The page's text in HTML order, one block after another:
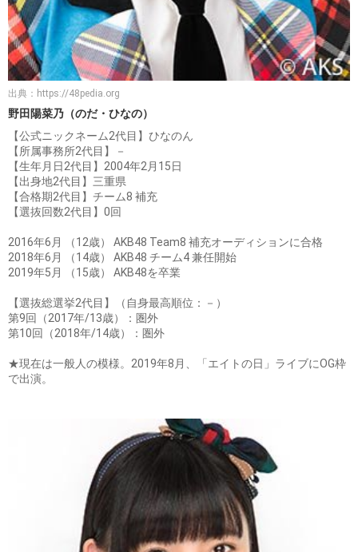
出典： https://48pedia.org
野田陽菜乃（のだ・ひなの）
【公式ニックネーム2代目】ひなのん
【所属事務所2代目】－
【生年月日2代目】2004年2月15日
【出身地2代目】三重県
【合格期2代目】チーム8 補充
【選抜回数2代目】0回
2016年6月 （12歳） AKB48 Team8 補充オーディションに合格
2018年6月 （14歳） AKB48 チーム4 兼任開始
2019年5月 （15歳） AKB48を卒業
【選抜総選挙2代目】（自身最高順位：－）
第9回（2017年/13歳）：圏外
第10回（2018年/14歳）：圏外
★現在は一般人の模様。2019年8月、「エイトの日」ライブにOG枠
で出演。